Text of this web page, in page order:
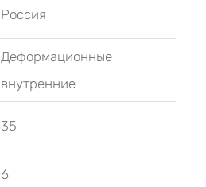
Россия
Деформационные
внутренние
35
6